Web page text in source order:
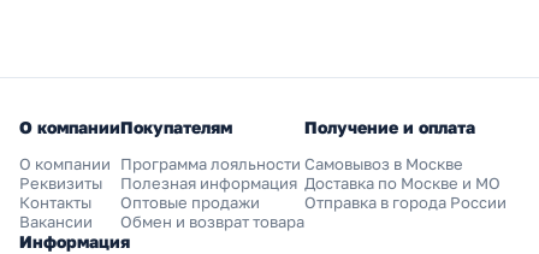
О компании
О компании
Реквизиты
Контакты
Вакансии
Покупателям
Программа лояльности
Полезная информация
Оптовые продажи
Обмен и возврат товара
Получение и оплата
Самовывоз в Москве
Доставка по Москве и МО
Отправка в города России
Информация